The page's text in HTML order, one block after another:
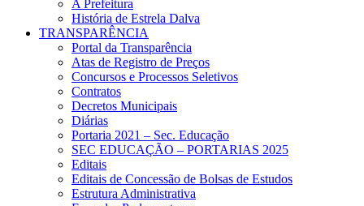
A Prefeitura
História de Estrela Dalva
TRANSPARÊNCIA
Portal da Transparência
Atas de Registro de Preços
Concursos e Processos Seletivos
Contratos
Decretos Municipais
Diárias
Portaria 2021 – Sec. Educação
SEC EDUCAÇÃO – PORTARIAS 2025
Editais
Editais de Concessão de Bolsas de Estudos
Estrutura Administrativa